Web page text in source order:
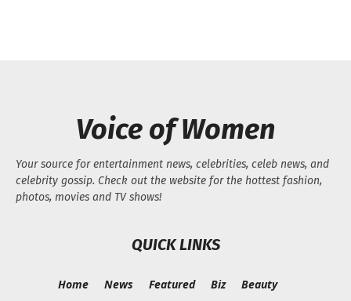
Voice of Women
Your source for entertainment news, celebrities, celeb news, and
celebrity gossip. Check out the website for the hottest fashion,
photos, movies and TV shows!
QUICK LINKS
Home News Featured Biz
Beauty